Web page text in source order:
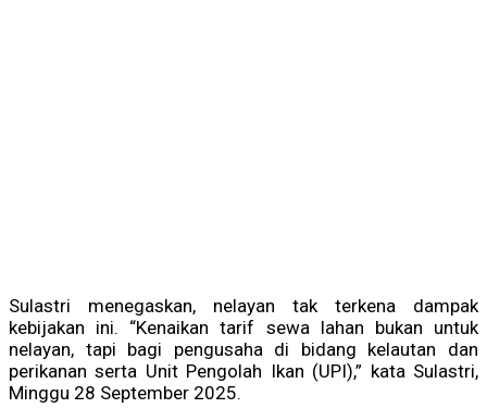
Sulastri menegaskan, nelayan tak terkena dampak
kebijakan ini. “Kenaikan tarif sewa lahan bukan untuk
nelayan, tapi bagi pengusaha di bidang kelautan dan
perikanan serta Unit Pengolah Ikan (UPI),” kata Sulastri,
Minggu 28 September 2025.